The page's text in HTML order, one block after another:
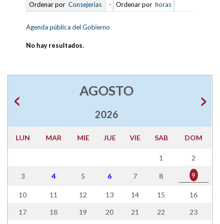
Ordenar por Consejerías - Ordenar por horas
Agenda pública del Gobierno
No hay resultados.
AGOSTO
2026
LUN MAR MIE JUE VIE SAB DOM
1 2
3 4 5 6 7 8 9
10 11 12 13 14 15 16
17 18 19 20 21 22 23